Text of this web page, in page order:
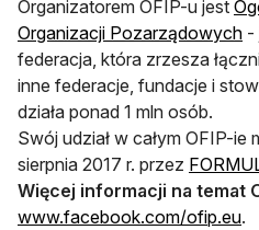
Organizatorem OFIP-u jest
Organizacji Pozarządowych -
federacja, która zrzesza
inne federacje, fundacje i
działa ponad 1 mln osób.
Swój udział w całym OFIP-
sierpnia 2017 r. przez
Więcej informacji na temat
www.facebook.com/ofip.eu.